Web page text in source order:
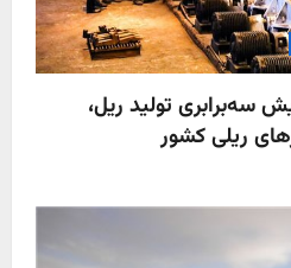
سه‌برابری تولید ریل،
ریلی کشور